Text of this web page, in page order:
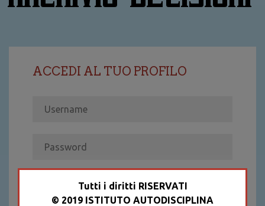
ACCEDI AL TUO PROFILO
ACCEDI
Recupera password
Tutti i diritti RISERVATI
© 2019 ISTITUTO AUTODISCIPLINA